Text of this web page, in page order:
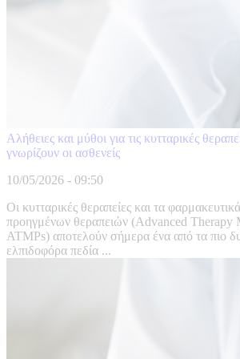
Αλήθειες και μύθοι για τις κυτταρικές
γνωρίζουν οι ασθενείς
10/05/2026 - 09:50
Οι κυτταρικές θεραπείες και τα
προηγμένων θεραπειών (Advanced Therapy
ATMPs) αποτελούν σήμερα ένα από τα πιο
ελπιδοφόρα πεδία ...